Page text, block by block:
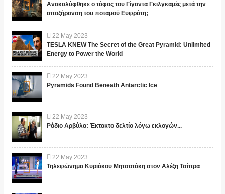
Ανακαλύφθηκε ο τάφος του Γίγαντα Γκιλγκαμές μετά την
αποξήρανση του ποταμού Ευφράτη;
22 May 2023
TESLA KNEW The Secret of the Great Pyramid: Unlimited
Energy to Power the World
22 May 2023
Pyramids Found Beneath Antarctic Ice
22 May 2023
Ράδιο Αρβύλα: Έκτακτο δελτίο λόγω εκλογών...
22 May 2023
Τηλεφώνημα Κυριάκου Μητσοτάκη στον Αλέξη Τσίπρα